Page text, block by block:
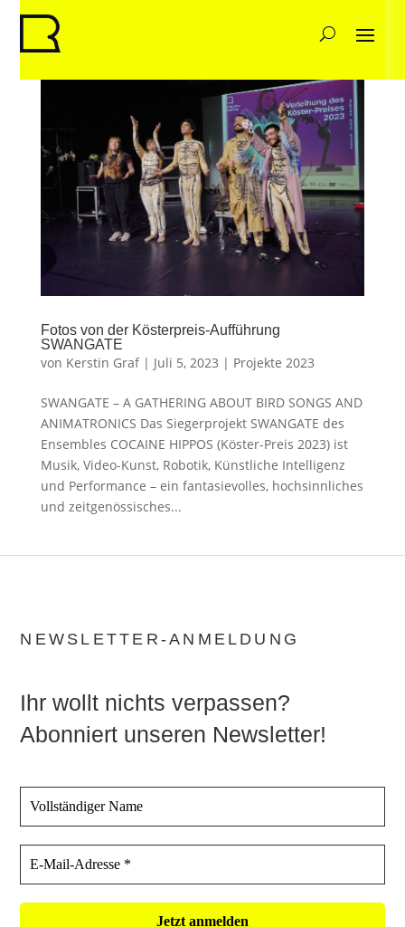
Fotos von der Kösterpreis-Aufführung
SWANGATE
von Kerstin Graf| Juli 5, 2023 | Projekte 2023
SWANGATE – A GATHERING ABOUT BIRD SONGS AND
ANIMATRONICS Das Siegerprojekt SWANGATE des
Ensembles COCAINE HIPPOS (Köster-Preis 2023) ist
Musik, Video-Kunst, Robotik, Künstliche Intelligenz
und Performance – ein fantasievolles, hochsinnliches
und zeitgenössisches...
NEWSLETTER-ANMELDUNG
Ihr wollt nichts verpassen?
Abonniert unseren Newsletter!